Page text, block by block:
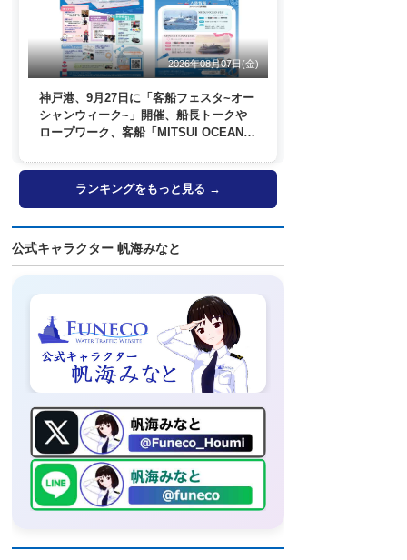
2026年08月07日(金)
神戸港、9月27日に「客船フェスタ~オー
シャンウィーク~」開催、船長トークや
ロープワーク、客船「MITSUI OCEAN
ランキングをもっと見る →
公式キャラクター 帆海みなと